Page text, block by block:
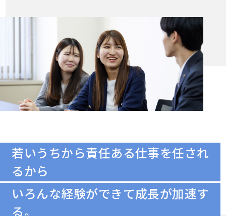
若いうちから責任ある仕事を任され
るから
いろんな経験ができて成長が加速す
る。